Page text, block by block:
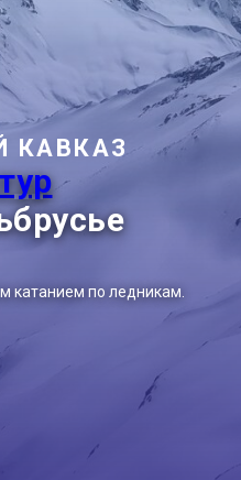
КАВКАЗ
катанием по ледникам.